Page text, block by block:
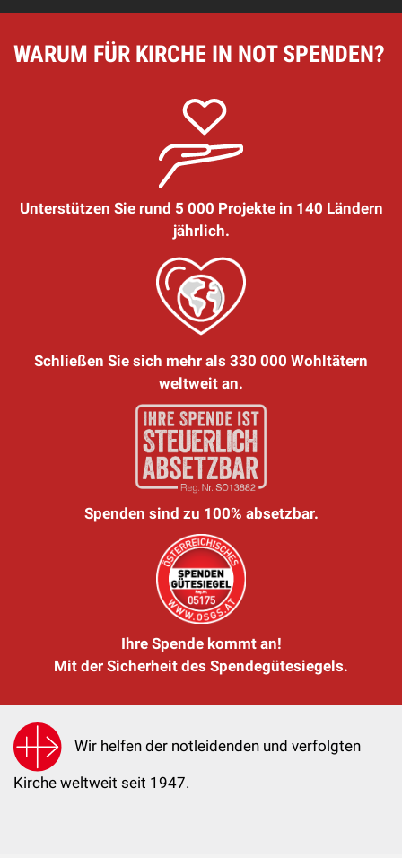
WARUM FÜR KIRCHE IN NOT SPENDEN?
Unterstützen Sie rund 5 000 Projekte in 140 Ländern
jährlich.
Schließen Sie sich mehr als 330 000 Wohltätern
weltweit an.
Spenden sind zu 100% absetzbar.
Ihre Spende kommt an!
Mit der Sicherheit des Spendegütesiegels.
Wir helfen der notleidenden und verfolgten
Kirche weltweit seit 1947.